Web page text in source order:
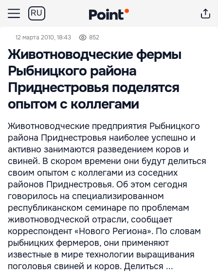
RU
12 марта 2010, 18:43 852
Животноводческие фермы
Рыбницкого района
Приднестровья поделятся
опытом с коллегами
Животноводческие предприятия Рыбницкого
района Приднестровья наиболее успешно и
активно занимаются разведением коров и
свиней. В скором времени они будут делиться
своим опытом с коллегами из соседних
районов Приднестровья. Об этом сегодня
говорилось на специализированном
республиканском семинаре по проблемам
животноводческой отрасли, сообщает
корреспондент «Нового Региона». По словам
рыбницких фермеров, они применяют
известные в мире технологии выращивания
поголовья свиней и коров. Делиться ...